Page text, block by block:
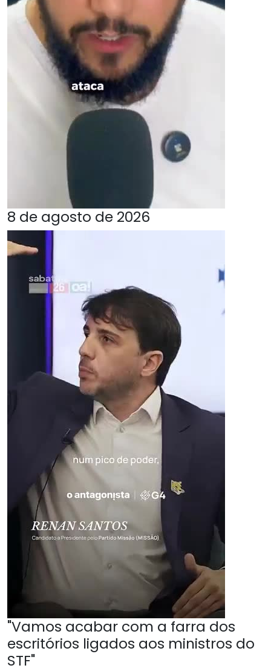
8 de agosto de 2026
"Vamos acabar com a farra dos
escritórios ligados aos ministros do
STF"